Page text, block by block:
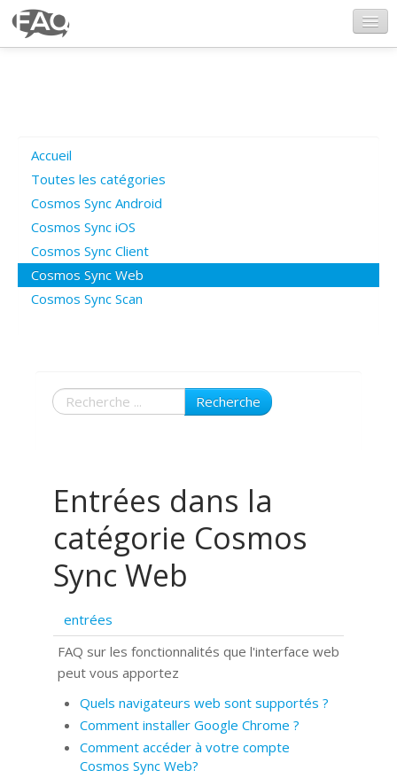
Poser une question
Questions ouvertes
Connexion
Accueil
Toutes les catégories
Cosmos Sync Android
Cosmos Sync iOS
Cosmos Sync Client
Cosmos Sync Web
Cosmos Sync Scan
Recherche
Entrées dans la
catégorie Cosmos
Sync Web
entrées
FAQ sur les fonctionnalités que l'interface web
peut vous apportez
Quels navigateurs web sont supportés ?
Comment installer Google Chrome ?
Comment accéder à votre compte
Cosmos Sync Web?